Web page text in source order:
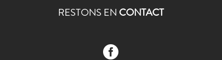
RESTONS EN CONTACT
